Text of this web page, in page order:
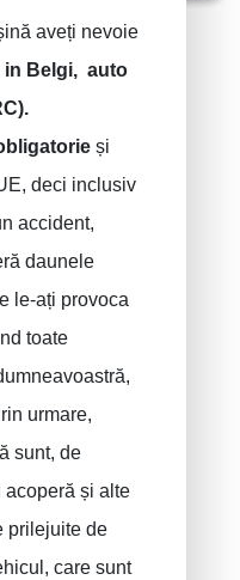
aveți nevoie
in Belgi, auto
și
deci inclusiv
accident,
daunele
le-ați provoca
toate
urmare,
sunt, de
acoperă și alte
prilejuite de
care sunt